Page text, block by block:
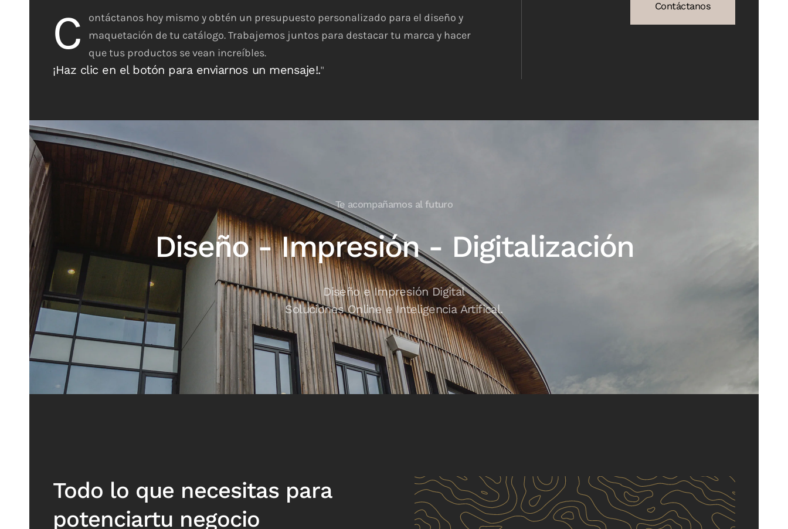
C
ontáctanos hoy mismo y obtén un presupuesto personalizado para el diseño y
maquetación de tu catálogo. Trabajemos juntos para destacar tu marca y hacer
que tus productos se vean increíbles.
¡Haz clic en el botón para enviarnos un mensaje!."
Contáctanos
Te acompañamos al futuro
Diseño - Impresión - Digitalización
Diseño e Impresión Digital
Soluciones Online e Inteligencia Artifical.
Todo lo que necesitas para
potenciartu negocio